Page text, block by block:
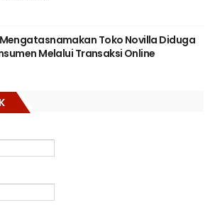
Toko Novilla Diduga
Melalui Transaksi Online